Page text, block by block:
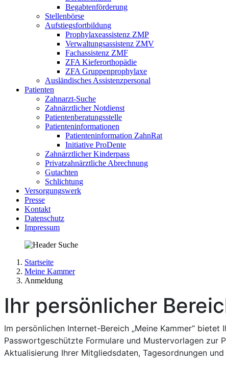
Begabtenförderung
Stellenbörse
Aufstiegsfortbildung
Prophylaxeassistenz ZMP
Verwaltungsassistenz ZMV
Fachassistenz ZMF
ZFA Kieferorthopädie
ZFA Gruppenprophylaxe
Ausländisches Assistenzpersonal
Patienten
Zahnarzt-Suche
Zahnärztlicher Notdienst
Patientenberatungsstelle
Patienteninformationen
Patienteninformation ZahnRat
Initiative ProDente
Zahnärztlicher Kinderpass
Privatzahnärztliche Abrechnung
Gutachten
Schlichtung
Versorgungswerk
Presse
Kontakt
Datenschutz
Impressum
Startseite
Meine Kammer
Anmeldung